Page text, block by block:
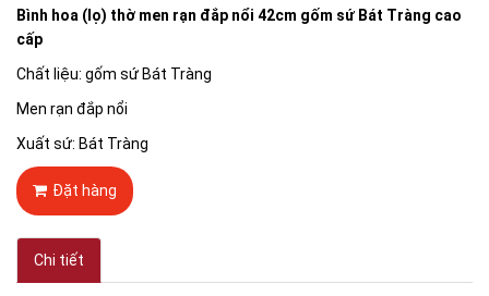
Bình hoa (lọ) thờ men rạn đắp nổi 42cm gốm sứ Bát Tràng cao
cấp
Chất liệu: gốm sứ Bát Tràng
Men rạn đắp nổi
Xuất sứ: Bát Tràng
Đặt hàng
Chi tiết